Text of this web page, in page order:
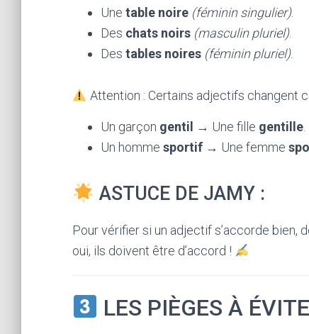
Une table noire (féminin singulier).
Des chats noirs (masculin pluriel).
Des tables noires (féminin pluriel).
Attention : Certains adjectifs changent
Un garçon gentil → Une fille gentille
Un homme sportif → Une femme
ASTUCE DE JAMY :
Pour vérifier si un adjectif s’accorde bien,
oui, ils doivent être d’accord !
LES PIÈGES À